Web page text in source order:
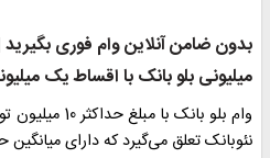
میلیونی بلو بانک با اقساط یک
وام بلو بانک با
نئوبانک تعلق می‌گیرد که دارای